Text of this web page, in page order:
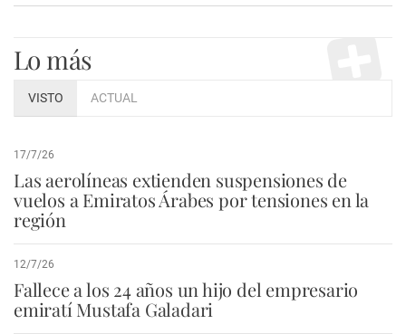
Lo más
VISTO ACTUAL
17/7/26
Las aerolíneas extienden suspensiones de
vuelos a Emiratos Árabes por tensiones en la
región
12/7/26
Fallece a los 24 años un hijo del empresario
emiratí Mustafa Galadari